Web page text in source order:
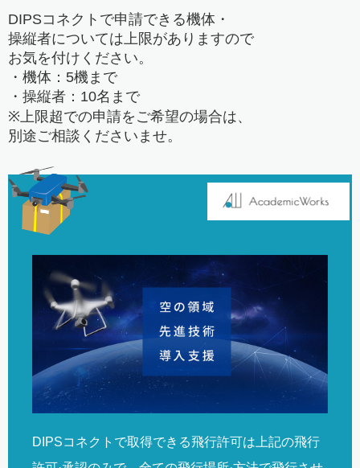
DIPSコネクトで申請できる機体・
操縦者については上限がありますので
お気を付けください。
・機体：5機まで
・操縦者：10名まで
※上限超での申請をご希望の場合は、
別途ご相談くださいませ。
DIPSコネクトで取得できる飛行許可は上記の飛行